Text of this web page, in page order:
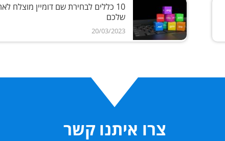
10 כללים לבחירת שם דומיין מוצלח
שלכם
20/03/2023
צרו איתנו קשר